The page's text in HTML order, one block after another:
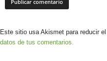
Este sitio usa Akismet para reducir el
datos de tus comentarios.